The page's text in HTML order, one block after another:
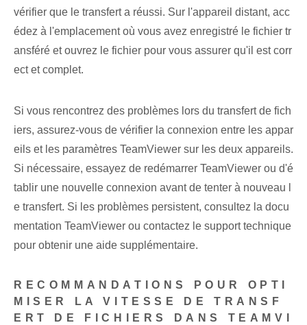
vérifier que le transfert a réussi. Sur l'appareil distant, acc
édez à l'emplacement où vous avez enregistré le fichier tr
ansféré et ouvrez le fichier pour vous assurer qu'il est corr
ect et complet.
Si vous rencontrez des problèmes lors du transfert de fich
iers, assurez-vous de vérifier la connexion entre les appar
eils et les paramètres TeamViewer sur les deux appareils.
⁢Si nécessaire, essayez de redémarrer TeamViewer ou d'é
tablir une nouvelle connexion avant de tenter à nouveau l
e transfert. Si les problèmes persistent, consultez la docu
mentation TeamViewer ou contactez le support technique
pour obtenir une aide supplémentaire.
RECOMMANDATIONS POUR OPTI
MISER LA VITESSE DE TRANSF
ERT DE FICHIERS DANS TEAMVI